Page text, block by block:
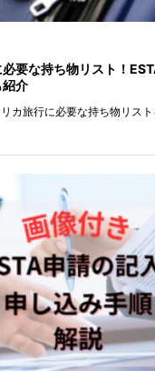
要な持ち物リスト！
介
カ旅行に必要な持ち物リスト